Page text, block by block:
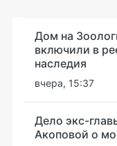
Дом на
включили в
наследия
вчера, 15:37
Дело экс-
Акоповой о